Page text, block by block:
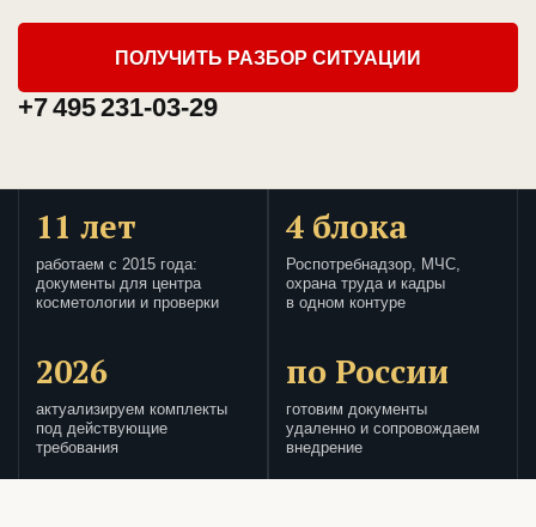
ПОЛУЧИТЬ РАЗБОР СИТУАЦИИ
+7 495 231-03-29
11 лет
работаем с 2015 года:
документы для центра
косметологии и проверки
4 блока
Роспотребнадзор, МЧС,
охрана труда и кадры
в одном контуре
2026
актуализируем комплекты
под действующие
требования
по России
готовим документы
удаленно и сопровождаем
внедрение